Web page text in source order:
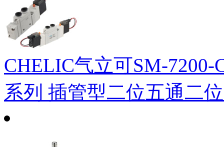
CHELIC气立可SM-7200-
系列 插管型二位五通二